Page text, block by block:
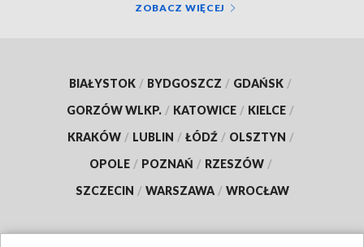
ZOBACZ WIĘCEJ
BIAŁYSTOK / BYDGOSZCZ / GDAŃSK /
GORZÓW WLKP. / KATOWICE / KIELCE /
KRAKÓW / LUBLIN / ŁÓDŹ / OLSZTYN /
OPOLE / POZNAŃ / RZESZÓW /
SZCZECIN / WARSZAWA / WROCŁAW